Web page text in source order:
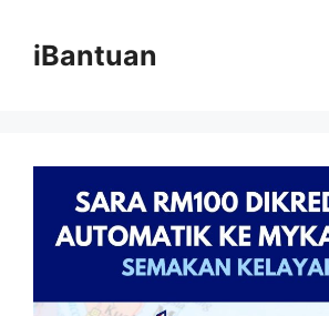
contentiBantuan